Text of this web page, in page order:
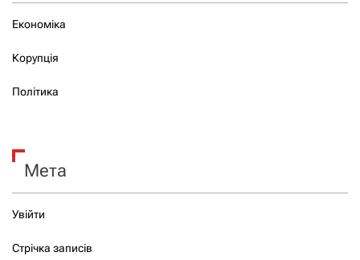
Економіка
Корупція
Політика
Мета
Увійти
Стрічка записів